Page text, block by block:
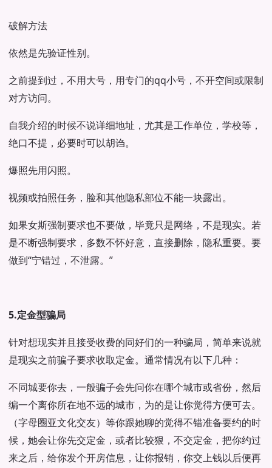
破解方法
依然是先验证性别。
之前提到过，不用大号，用专门的qq小号，不开空间或限制
对方访问。
自我介绍的时候不说详细地址，尤其是工作单位，学校等，
绝口不提，必要时可以胡诌。
爆照先用闪照。
视频或拍照任务，脸和其他隐私部位不能一块露出。
如果女斯强制要求也不要做，毕竟只是网络，不是现实。若
是不断强制要求，多数不怀好意，直接删除，隐私重要。要
做到“宁错过，不泄露。”
5.定金型骗局
针对想现实并且接受收费的同好们的一种骗局，简单来说就
是现实之前骗子要求收取定金。通常情况有以下几种：
不同城要你去，一般骗子会先问你在哪个城市或省份，然后
编一个离你所在地不远的城市，为的是让你觉得方便可去。
（字母圈亚文化交友）等你跟她聊的觉得不错准备要约的时
候，她会让你先交定金，或者比较狠，不交定金，把你约过
来之后，给你发个开房信息，让你报销，你交上钱以后便再